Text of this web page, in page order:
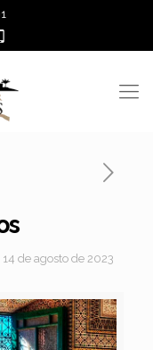
14 de agosto de 2023